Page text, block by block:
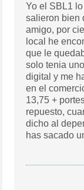
Yo el SBL1
salieron bien
amigo, por
local he
que le
solo tenia
digital y me
en el
13,75 +
repuesto,
dicho al
has sacado